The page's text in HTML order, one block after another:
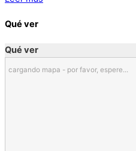
Qué ver
Qué ver
cargando mapa - por favor, espere...